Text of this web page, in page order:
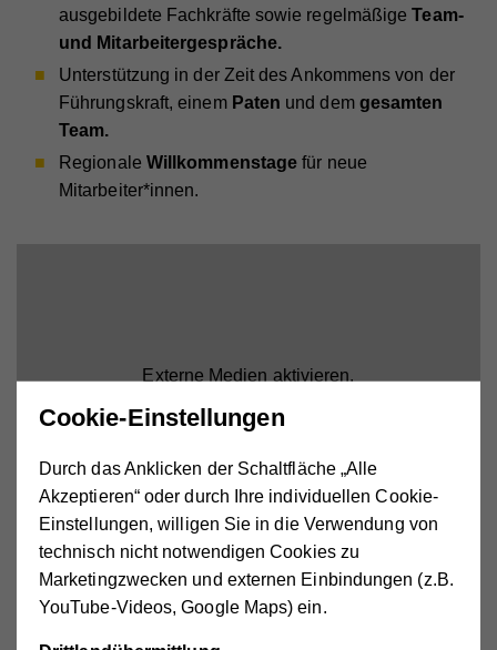
ausgebildete Fachkräfte sowie regelmäßigeTeam-
und Mitarbeitergespräche.
Unterstützung in der Zeit des Ankommens von der
Führungskraft, einem Paten und dem gesamten
Team.
Regionale Willkommenstage für neue
Mitarbeiter*innen.
Externe Medien aktivieren.
Benefits für alle unsere
Mitarbeiter*innen
Cookie-Einstellungen
Durch das Anklicken der Schaltfläche „Alle
Akzeptieren“ oder durch Ihre individuellen Cookie-
Einstellungen, willigen Sie in die Verwendung von
technisch nicht notwendigen Cookies zu
Marketingzwecken und externen Einbindungen (z.B.
YouTube-Videos, Google Maps) ein.